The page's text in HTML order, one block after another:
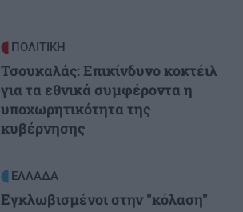
ΠΟΛΙΤΙΚΗ
Τσουκαλάς: Επικίνδυνο κοκτέιλ
για τα εθνικά συμφέροντα η
υποχωρητικότητα της
κυβέρνησης
ΕΛΛΑΔΑ
Εγκλωβισμένοι στην "κόλαση"